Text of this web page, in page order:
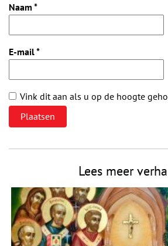
Naam *
E-mail*
Vink dit aan als u op de hoogte
Lees meer